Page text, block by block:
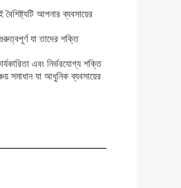
আপনার ব্যবসায়ের
যা তাদের শক্তি
এবং নির্ভরযোগ্য শক্তি
সমাধান যা আধুনিক ব্যবসায়ের